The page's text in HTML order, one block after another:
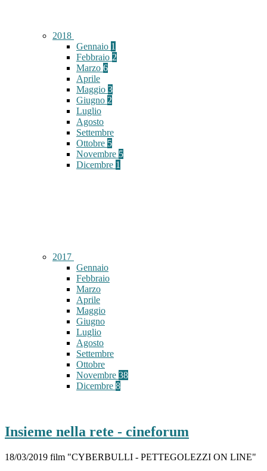
2018
Gennaio 1
Febbraio 2
Marzo 6
Aprile
Maggio 3
Giugno 2
Luglio
Agosto
Settembre
Ottobre 5
Novembre 5
Dicembre 1
2017
Gennaio
Febbraio
Marzo
Aprile
Maggio
Giugno
Luglio
Agosto
Settembre
Ottobre
Novembre 38
Dicembre 8
Insieme nella rete - cineforum
18/03/2019 film "CYBERBULLI - PETTEGOLEZZI ON LINE"